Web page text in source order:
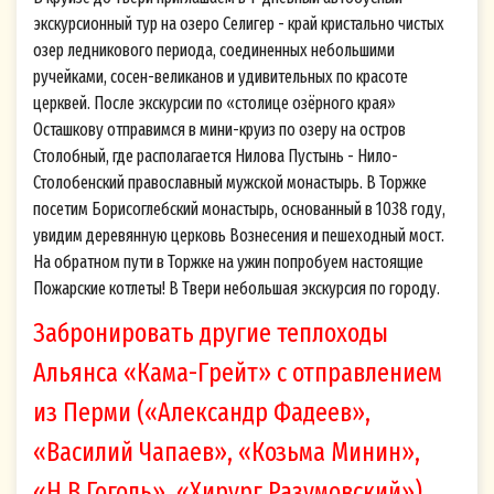
экскурсионный тур на озеро Селигер - край кристально чистых
озер ледникового периода, соединенных небольшими
ручейками, сосен-великанов и удивительных по красоте
церквей. После экскурсии по «столице озёрного края»
Осташкову отправимся в мини-круиз по озеру на остров
Столобный, где располагается Нилова Пустынь - Нило-
Столобенский православный мужской монастырь. В Торжке
посетим Борисоглебский монастырь, основанный в 1038 году,
увидим деревянную церковь Вознесения и пешеходный мост.
На обратном пути в Торжке на ужин попробуем настоящие
Пожарские котлеты! В Твери небольшая экскурсия по городу.
Забронировать другие теплоходы
Альянса «Кама-Грейт» с отправлением
из Перми («Александр Фадеев»,
«Василий Чапаев», «Козьма Минин»,
Согласие на обработку персональных
данных (Cookie)
Настоящим я, физическое лицо,
идентифицирующееся в настоящем Согласии
по адресу электронной почты (и/или номеру
мобильного телефона), указанных мной при
оформлении «Подписки на рассылку» на Сайте
volgawolga.ru (далее - Cайт), в соответствии с
Федеральным законом от 27.07.2006 г. № 152-
ФЗ «О персональных данных» свободно, своей
волей и в своем интересе даю свое Согласие на
обработку указанных персональных данных
Оператору - Обществу с ограниченной
ответственностью «Теплоходная компания
«Большой МАЯК» (ООО «Большой МАЯК»),